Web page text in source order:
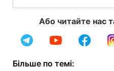
Або читайте нас
Більше по темі: